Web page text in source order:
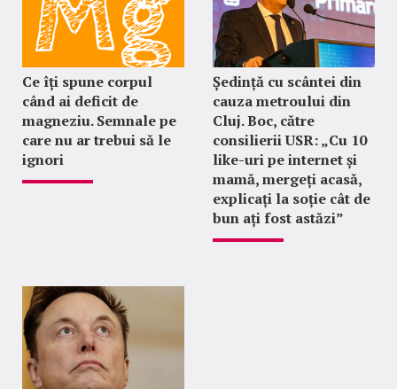
Ce îți spune corpul
când ai deficit de
magneziu. Semnale pe
care nu ar trebui să le
ignori
Ședință cu scântei din
cauza metroului din
Cluj. Boc, către
consilierii USR: „Cu 10
like-uri pe internet și
mamă, mergeți acasă,
explicați la soție cât de
bun ați fost astăzi”